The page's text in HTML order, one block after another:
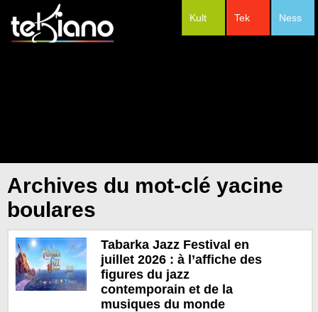
Ness
Tek
Kult
Archives du mot-clé yacine
boulares
Tabarka Jazz Festival en
juillet 2026 : à l’affiche des
figures du jazz
contemporain et de la
musiques du monde